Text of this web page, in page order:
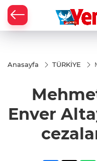
Anasayfa TÜRKİYE
Enver